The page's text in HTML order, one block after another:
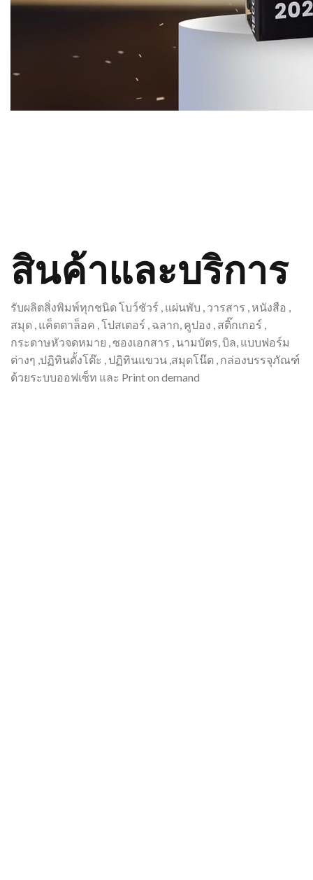
สินค้าและบริการ
รับผลิตสิ่งพิมพ์ทุกชนิด โบว์ชัวร์ , แผ่นพับ , วารสาร , หนังสือ ,
สมุด , แค็ตตาล็อค , โปสเตอร์ , ฉลาก, คูปอง , สติ๊กเกอร์ ,
กระดาษหัวจดหมาย , ซองเอกสาร , นามบัตร, บิล, แบบฟอร์ม
ต่างๆ ,ปฏิทินตั้งโต๊ะ , ปฏิทินแขวน ,สมุดโน๊ต , กล่องบรรจุภัณฑ์
ด้วยระบบออฟเซ็ท และ Print on demand